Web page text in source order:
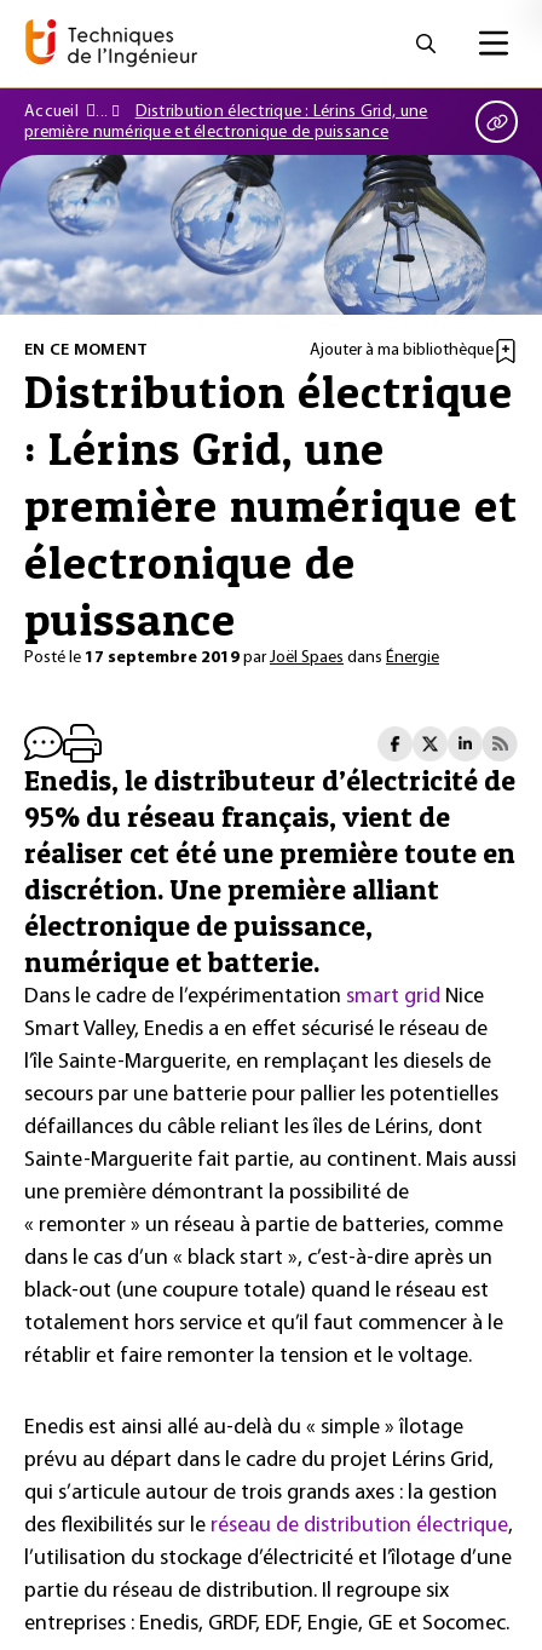
Accueil
Distribution électrique : Lérins Grid, une
première numérique et électronique de puissance
EN CE MOMENT Ajouter à ma bibliothèque
Distribution électrique
: Lérins Grid, une
première numérique et
électronique de
puissance
Posté le 17 septembre 2019 parJoël Spaes dans Énergie
Enedis, le distributeur d’électricité de
95% du réseau français, vient de
réaliser cet été une première toute en
discrétion. Une première alliant
électronique de puissance,
numérique et batterie.
Dans le cadre de l’expérimentation smart grid Nice
Smart Valley, Enedis a en effet sécurisé le réseau de
l’île Sainte-Marguerite, en remplaçant les diesels de
secours par une batterie pour pallier les potentielles
défaillances du câble reliant les îles de Lérins, dont
Sainte-Marguerite fait partie, au continent. Mais aussi
une première démontrant la possibilité de
« remonter » un réseau à partie de batteries, comme
dans le cas d’un « black start », c’est-à-dire après un
black-out (une coupure totale) quand le réseau est
totalement hors service et qu’il faut commencer à le
rétablir et faire remonter la tension et le voltage.
Enedis est ainsi allé au-delà du « simple » îlotage
prévu au départ dans le cadre du projet Lérins Grid,
qui s’articule autour de trois grands axes : la gestion
des flexibilités sur le réseau de distribution électrique,
l’utilisation du stockage d’électricité et l’îlotage d’une
partie du réseau de distribution. Il regroupe six
entreprises : Enedis, GRDF, EDF, Engie, GE et Socomec.